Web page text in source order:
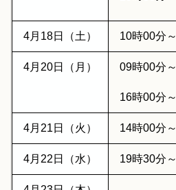
4月18日（土） 10時00分～
4月20日（月） 09時00分～
16時00分～
4月21日（火） 14時00分～
4月22日（水） 19時30分～